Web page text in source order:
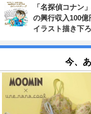
「名探偵コナン
の興行収入100
イラスト描き下
今、